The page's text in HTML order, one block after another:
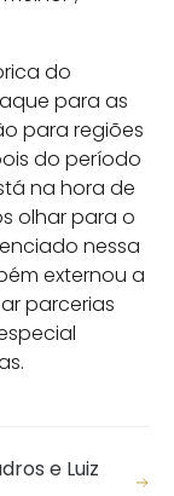
do
para as
para regiões
do período
na hora de
olhar para o
nessa
externou a
parcerias
e Luiz